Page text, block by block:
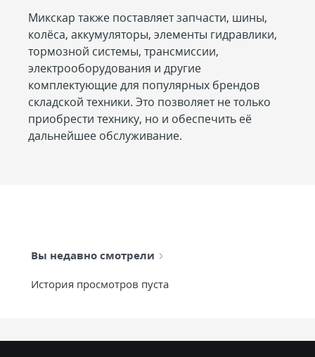
Микскар также поставляет запчасти, шины,
колёса, аккумуляторы, элементы гидравлики,
тормозной системы, трансмиссии,
электрооборудования и другие
комплектующие для популярных брендов
складской техники. Это позволяет не только
приобрести технику, но и обеспечить её
дальнейшее обслуживание.
Вы недавно смотрели
История просмотров пуста